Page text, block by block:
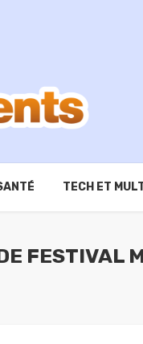
TECH ET
FESTIVAL